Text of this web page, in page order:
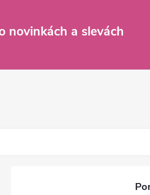
novinkách a slevách